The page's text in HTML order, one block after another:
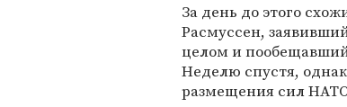
За день до этого
Расмуссен,
целом и
Неделю спустя,
размещения сил